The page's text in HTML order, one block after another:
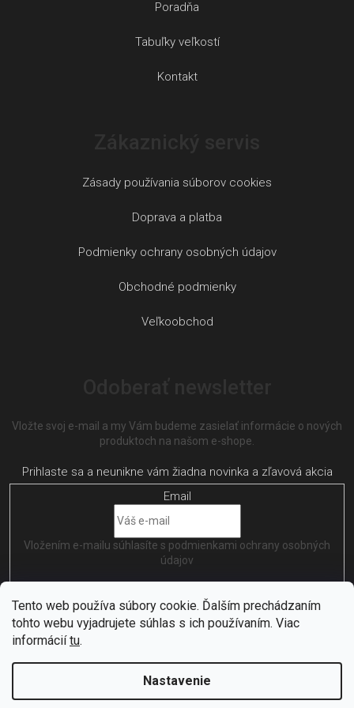
Tento web používa súbory cookie. Ďalším prechádzaním
tohto webu vyjadrujete súhlas s ich používaním. Viac
informáciítu.
Nastavenie
Poradňa
Tabuľky veľkostí
Kontakt
Zásady používania súborov cookies
Doprava a platba
Podmienky ochrany osobných údajov
Obchodné podmienky
Veľkoobchod
Vložte svoj e-mail a my Vám budeme zasielať informácie o nových
produktoch na našom e-shope.
Email
Vložením e-mailu súhlasíte s podmienkami ochrany osobných
údajov
PRIHLÁSIŤ SA